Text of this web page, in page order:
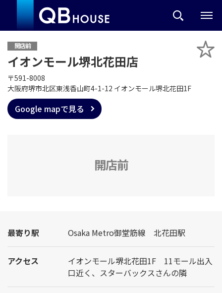
開店前
イオンモール堺北花田店
〒591-8008
大阪府堺市北区東浅香山町4-1-12 イオンモール堺北花田1F
Google mapで見る
開店前
最寄り駅 Osaka Metro御堂筋線 北花田駅
アクセス
イオンモール堺北花田1F 11モール出入
口近く、スターバックスさんの隣